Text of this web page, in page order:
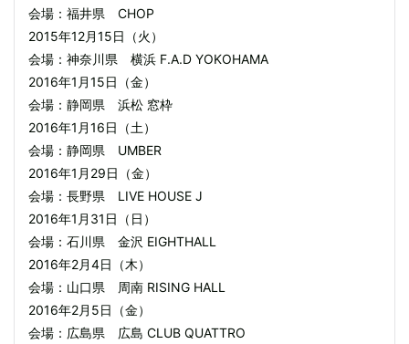
会場：福井県 CHOP
2015年12月15日（火）
会場：神奈川県 横浜 F.A.D YOKOHAMA
2016年1月15日（金）
会場：静岡県 浜松 窓枠
2016年1月16日（土）
会場：静岡県 UMBER
2016年1月29日（金）
会場：長野県 LIVE HOUSE J
2016年1月31日（日）
会場：石川県 金沢 EIGHTHALL
2016年2月4日（木）
会場：山口県 周南 RISING HALL
2016年2月5日（金）
会場：広島県 広島 CLUB QUATTRO